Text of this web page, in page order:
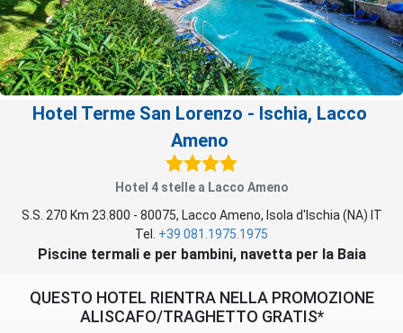
1/54
Hotel Terme San Lorenzo - Ischia, Lacco
Ameno
Hotel 4 stelle a Lacco Ameno
S.S. 270 Km 23.800 - 80075, Lacco Ameno, Isola d'Ischia (NA) IT
Tel. +39 081.1975.1975
Piscine termali e per bambini, navetta per la Baia
QUESTO HOTEL RIENTRA NELLA PROMOZIONE
ALISCAFO/TRAGHETTO GRATIS*